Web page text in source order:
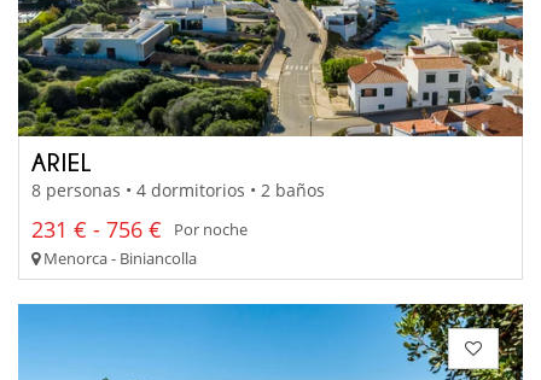
ARIEL
8 personas • 4 dormitorios • 2 baños
231 € - 756 €
Por noche
Menorca - Biniancolla